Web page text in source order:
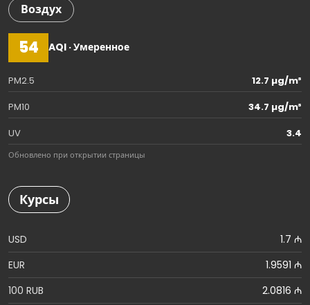
Воздух
54 AQI · Умеренное
PM2.5
12.7 µg/m³
PM10
34.7 µg/m³
UV
3.4
Обновлено при открытии страницы
Курсы
USD
1.7 ₼
EUR
1.9591 ₼
100 RUB
2.0816 ₼